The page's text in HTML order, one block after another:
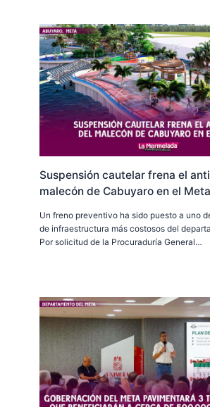
Suspensión cautelar frena el
malecón de Cabuyaro en el Meta
Un freno preventivo ha sido puesto a uno
de infraestructura más costosos del
Por solicitud de la Procuraduría General…